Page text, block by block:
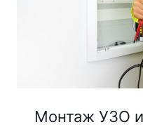
Монтаж УЗО и